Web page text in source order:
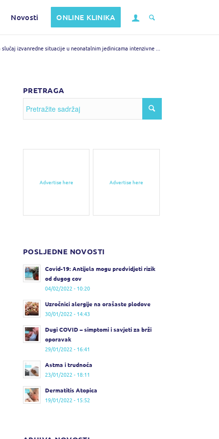
Novosti ONLINE KLINIKA
slučaj izvanredne situacije u neonatalnim jedinicama intenzivne ...
PRETRAGA
Advertise here Advertise here
POSLJEDNE NOVOSTI
Covid-19: Antijela mogu predvidjeti rizik
od dugog cov
04/02/2022 - 10:20
Uzročnici alergije na orašaste plodove
30/01/2022 - 14:43
Dugi COVID – simptomi i savjeti za brži
oporavak
29/01/2022 - 16:41
Astma i trudnoća
23/01/2022 - 18:11
Dermatitis Atopica
19/01/2022 - 15:52